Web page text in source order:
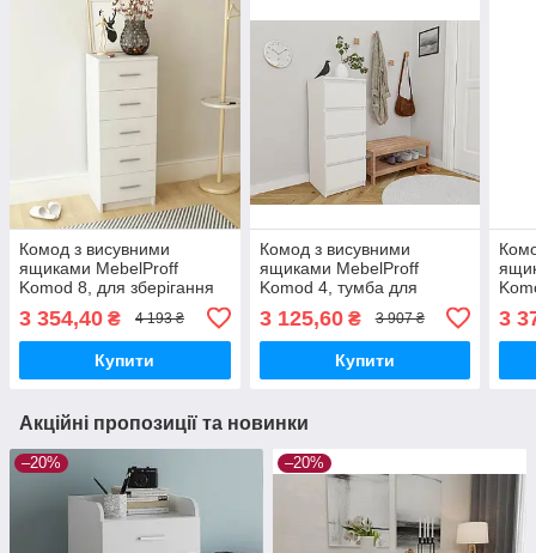
Комод з висувними
ящиками MebelProff
Komоd 8, для зберігання
3 354,40 ₴ 4 193 ₴
Купити
Комод з висувними
ящиками MebelProff
Komod 4, тумба для
3 125,60₴ 3 907 ₴
Купити
3
Акційні пропозиції та новинки
–20% –20%